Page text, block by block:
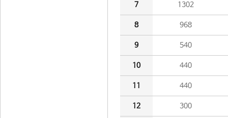
7 1302
8 968
9 540
10 440
11 440
12 300